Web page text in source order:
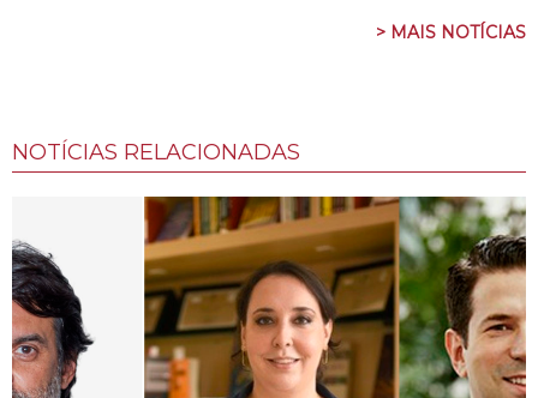
> MAIS NOTÍCIAS
NOTÍCIAS RELACIONADAS